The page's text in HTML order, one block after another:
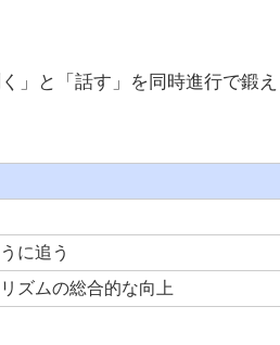
」と「話す」を同時進行で鍛え
に追う
ズムの総合的な向上